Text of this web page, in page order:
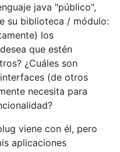
java "público",
su biblioteca / módulo:
los
que estén
¿Cuáles son
(de otros
necesita para
viene con él, pero
aplicaciones